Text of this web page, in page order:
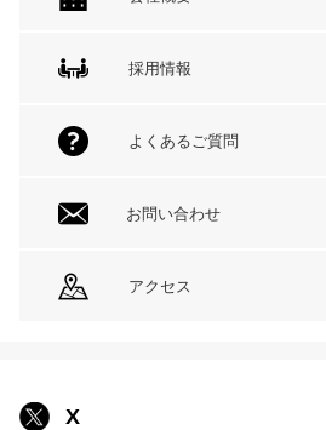
採用情報
よくあるご質問
お問い合わせ
アクセス
X